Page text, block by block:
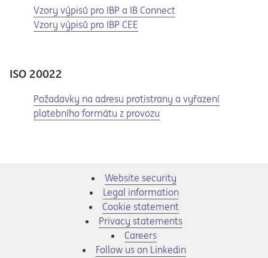
Opens in a new tab
Vzory výpisů pro IBP a IB Connect
Opens in a new tab
Vzory výpisů pro IBP CEE
ISO 20022
Opens in a new tab
Opens a pdf
Požadavky na adresu protistrany a vyřazení
platebního formátu z provozu
Website security
Legal information
Cookie statement
Privacy statements
Opens in a new tab
Careers
Opens in a new tab
Follow us on Linkedin